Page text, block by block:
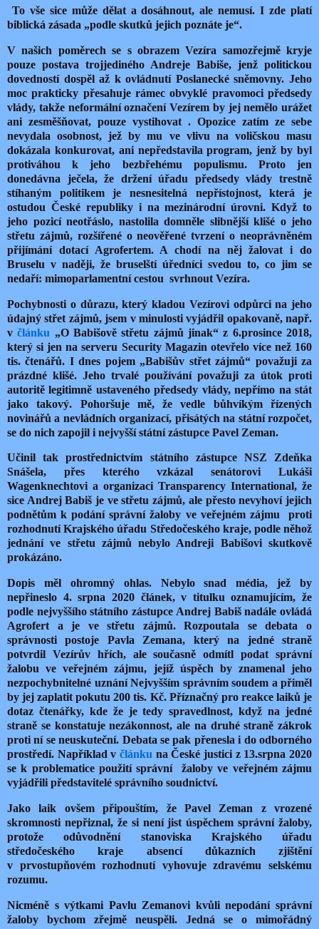
To vše sice může dělat a dosáhnout, ale nemusí. I zde platí
biblická zásada „podle skutků jejich poznáte je“.
V našich poměrech se s obrazem Vezíra samozřejmě kryje
pouze postava trojjediného Andreje Babiše, jenž politickou
dovedností dospěl až k ovládnutí Poslanecké sněmovny. Jeho
moc prakticky přesahuje rámec obvyklé pravomoci předsedy
vlády, takže neformální označení Vezírem by jej nemělo urážet
ani zesměšňovat, pouze vystihovat . Opozice zatím ze sebe
nevydala osobnost, jež by mu ve vlivu na voličskou masu
dokázala konkurovat, ani nepředstavila program, jenž by byl
protiváhou k jeho bezbřehému populismu. Proto jen
donedávna ječela, že držení úřadu předsedy vlády trestně
stíhaným politikem je nesnesitelná nepřístojnost, která je
ostudou České republiky i na mezinárodní úrovni. Když to
jeho pozicí neotřáslo, nastolila domněle slibnější klišé o jeho
střetu zájmů, rozšířené o neověřené tvrzení o neoprávněném
přijímání dotací Agrofertem. A chodí na něj žalovat i do
Bruselu v naději, že bruselští úředníci svedou to, co jim se
nedaří: mimoparlamentní cestou svrhnout Vezíra.
Pochybnosti o důrazu, který kladou Vezírovi odpůrci na jeho
údajný střet zájmů, jsem v minulosti vyjádřil opakovaně, např.
včlánku „O Babišově střetu zájmů jinak“ z 6.prosince 2018,
který si jen na serveru Security Magazin otevřelo více než 160
tis. čtenářů. I dnes pojem „Babišův střet zájmů“ považuji za
prázdné klišé. Jeho trvalé používání považuji za útok proti
autoritě legitimně ustaveného předsedy vlády, nepřímo na stát
jako takový. Pohoršuje mě, že vedle bůhvíkým řízených
novinářů a nevládních organizací, přisátých na státní rozpočet,
se do nich zapojil i nejvyšší státní zástupce Pavel Zeman.
Učinil tak prostřednictvím státního zástupce NSZ Zdeňka
Snášela, přes kterého vzkázal senátorovi Lukáši
Wagenknechtovi a organizaci Transparency International, že
sice Andrej Babiš je ve střetu zájmů, ale přesto nevyhoví jejich
podnětům k podání správní žaloby ve veřejném zájmu
proti
rozhodnutí Krajského úřadu Středočeského kraje, podle něhož
jednání ve střetu zájmů nebylo Andreji Babišovi skutkově
prokázáno.
Dopis měl ohromný ohlas. Nebylo snad média, jež by
nepřineslo 4. srpna 2020 článek, v titulku oznamujícím, že
podle nejvyššího státního zástupce Andrej Babiš nadále ovládá
Agrofert a je ve střetu zájmů. Rozpoutala se debata o
správnosti postoje Pavla Zemana, který na jedné straně
potvrdil Vezírův hřích, ale současně odmítl podat správní
žalobu ve veřejném zájmu, jejíž úspěch by znamenal jeho
nezpochybnitelné uznání Nejvyšším správním soudem a přiměl
by jej zaplatit pokutu 200 tis. Kč. Příznačný pro reakce laiků je
dotaz čtenářky, kde že je tedy spravedlnost, když na jedné
straně se konstatuje nezákonnost, ale na druhé straně zákrok
proti ní se neuskuteční. Debata se pak přenesla i do odborného
prostředí. Například v článku na České justici z 13.srpna 2020
se k problematice použití správní
žaloby ve veřejném zájmu
vyjádřili představitelé správního soudnictví.
Jako laik ovšem připouštím, že Pavel Zeman z vrozené
skromnosti nepřiznal, že si není jist úspěchem správní žaloby,
protože odůvodnění stanoviska Krajského úřadu
středočeského kraje absencí důkazních zjištění
v prvostupňovém rozhodnutí vyhovuje zdravému selskému
rozumu.
Nicméně s výtkami Pavlu Zemanovi kvůli nepodání správní
žaloby bychom zřejmě neuspěli. Jedná se o mimořádný